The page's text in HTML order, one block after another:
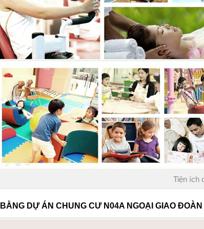
Tiện ích
DỰ ÁN CHUNG CƯ N04A NGOẠI GIAO ĐOÀN